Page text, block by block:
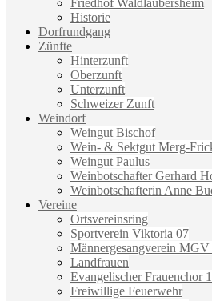
Friedhof Waldlaubersheim
Historie
Dorfrundgang
Zünfte
Hinterzunft
Oberzunft
Unterzunft
Schweizer Zunft
Weindorf
Weingut Bischof
Wein- & Sektgut Merg-
Weingut Paulus
Weinbotschafter Gerhard
Weinbotschafterin Anne
Vereine
Ortsvereinsring
Sportverein Viktoria 07
Männergesangverein
Landfrauen
Evangelischer Frauenchor
Freiwillige Feuerwehr